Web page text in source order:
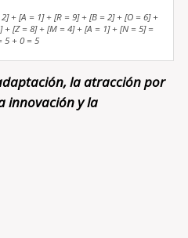
+ [A = 1] + [R = 9] + [B = 2] + [O = 6] +
+ [Z = 8] + [M = 4] + [A = 1] + [N = 5] =
5 + 0 = 5
la atracción por
innovación y la